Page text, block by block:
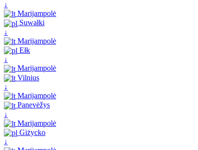
↓
Marijampolė
Suwałki
↓
Marijampolė
Ełk
↓
Marijampolė
Vilnius
↓
Marijampolė
Panevėžys
↓
Marijampolė
Giżycko
↓